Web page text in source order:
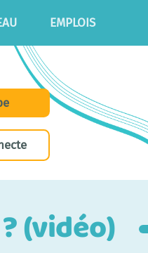
EMPLOIS
(vidéo)